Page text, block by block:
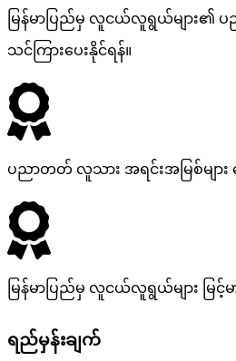
မြန်မာပြည်မှ လူငယ်လူရွယ်များ၏
သင်ကြားပေးနိုင်ရန်။
ပညာတတ် လူသား အရင်းအမြစ်များ
မြန်မာပြည်မှ လူငယ်လူရွယ်များ မြ
ရည်မှန်းချက်